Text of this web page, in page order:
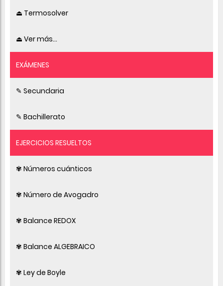
⏏ Termosolver
⏏ Ver más...
EXÁMENES
✎ Secundaria
✎ Bachillerato
EJERCICIOS RESUELTOS
✾ Números cuánticos
✾ Número de Avogadro
✾ Balance REDOX
✾ Balance ALGEBRAICO
✾ Ley de Boyle